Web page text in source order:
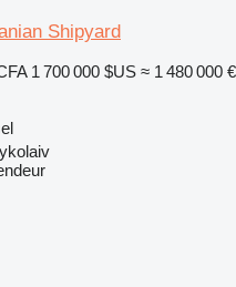
Shipyard
1 700 000 $US ≈ 1 480 000 €